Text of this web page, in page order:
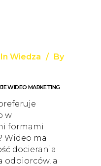
In Wiedza
By
WIDEO MARKETING
w
formami
Wideo ma
docierania
odbiorców, a